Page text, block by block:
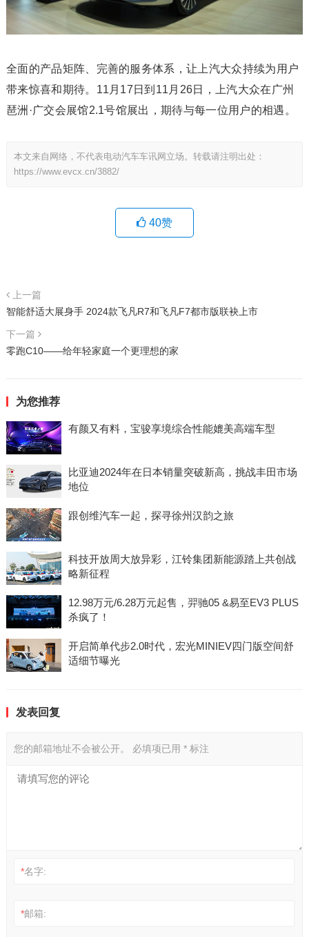
全面的产品矩阵、完善的服务体系，让上汽大众持续为用户
带来惊喜和期待。11月17日到11月26日，上汽大众在广州
琶洲·广交会展馆2.1号馆展出，期待与每一位用户的相遇。
本文来自网络，不代表电动汽车车讯网立场。转载请注明出处：
https://www.evcx.cn/3882/
40赞
上一篇
智能舒适大展身手 2024款飞凡R7和飞凡F7都市版联袂上市
下一篇
零跑C10——给年轻家庭一个更理想的家
为您推荐
有颜又有料，宝骏享境综合性能媲美高端车型
比亚迪2024年在日本销量突破新高，挑战丰田市场
地位
跟创维汽车一起，探寻徐州汉韵之旅
科技开放周大放异彩，江铃集团新能源踏上共创战
略新征程
12.98万元/6.28万元起售，羿驰05 &易至EV3 PLUS
杀疯了！
开启简单代步2.0时代，宏光MINIEV四门版空间舒
适细节曝光
发表回复
您的邮箱地址不会被公开。 必填项已用 *标注
*名字:
*邮箱: